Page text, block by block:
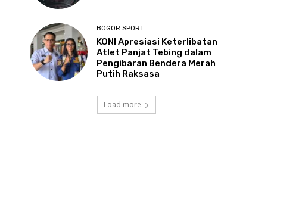
BOGOR SPORT
KONI Apresiasi Keterlibatan
Atlet Panjat Tebing dalam
Pengibaran Bendera Merah
Putih Raksasa
Load more